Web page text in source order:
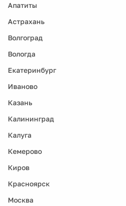
Апатиты
Астрахань
Волгоград
Вологда
Екатеринбург
Иваново
Казань
Калининград
Калуга
Кемерово
Киров
Красноярск
Москва